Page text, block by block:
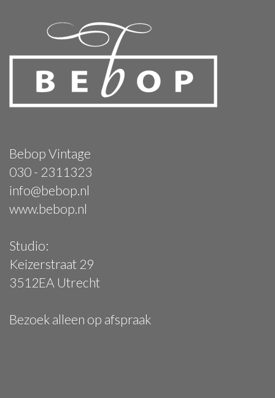
Bebop Vintage
030 - 2311323
info@bebop.nl
www.bebop.nl
Studio:
Keizerstraat 29
3512EA Utrecht
Bezoek alleen op afspraak